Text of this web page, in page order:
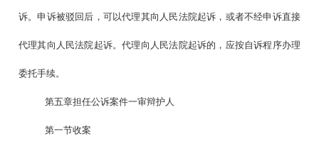
诉。申诉被驳回后，可以代理其向人民法院起诉，或者不经申诉直接
代理其向人民法院起诉。代理向人民法院起诉的，应按自诉程序办理
委托手续。
第五章担任公诉案件一审辩护人
第一节收案